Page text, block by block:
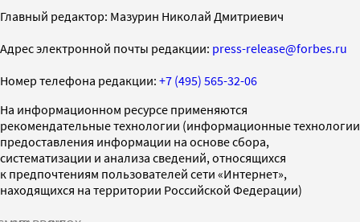
Главный редактор: Мазурин Николай Дмитриевич
Адрес электронной почты редакции: press-release@forbes.ru
Номер телефона редакции: +7 (495) 565-32-06
На информационном ресурсе применяются
рекомендательные технологии (информационные технологии
предоставления информации на основе сбора,
систематизации и анализа сведений, относящихся
к предпочтениям пользователей сети «Интернет»,
находящихся на территории Российской Федерации)